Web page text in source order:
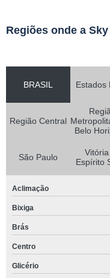
Regiões onde a
BRASIL Estados
Região Central
Belo
São Paulo
Espírito
Aclimação
Bixiga
Brás
Centro
Glicério